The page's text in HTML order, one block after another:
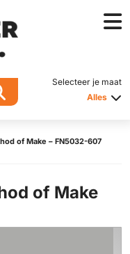
Selecteer je maat
Alles
of Make – FN5032-607
of Make